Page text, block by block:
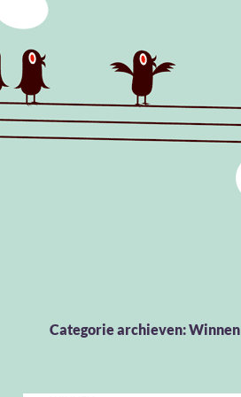
Categorie archieven: Winnen